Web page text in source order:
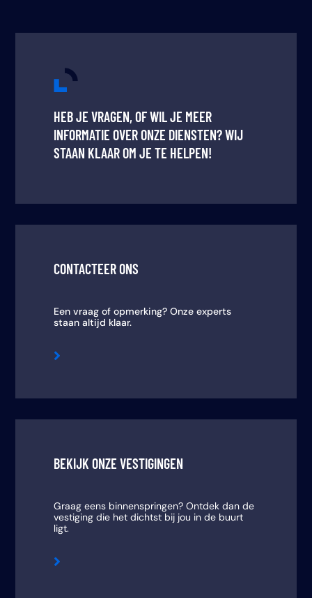
HEB JE VRAGEN, OF WIL JE MEER
INFORMATIE OVER ONZE DIENSTEN? WIJ
STAAN KLAAR OM JE TE HELPEN!
CONTACTEER ONS
Een vraag of opmerking? Onze experts
staan altijd klaar.

BEKIJK ONZE VESTIGINGEN
Graag eens binnenspringen? Ontdek dan de
vestiging die het dichtst bij jou in de buurt
ligt.
